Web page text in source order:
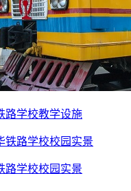
路学校教学设施
路学校校园实景